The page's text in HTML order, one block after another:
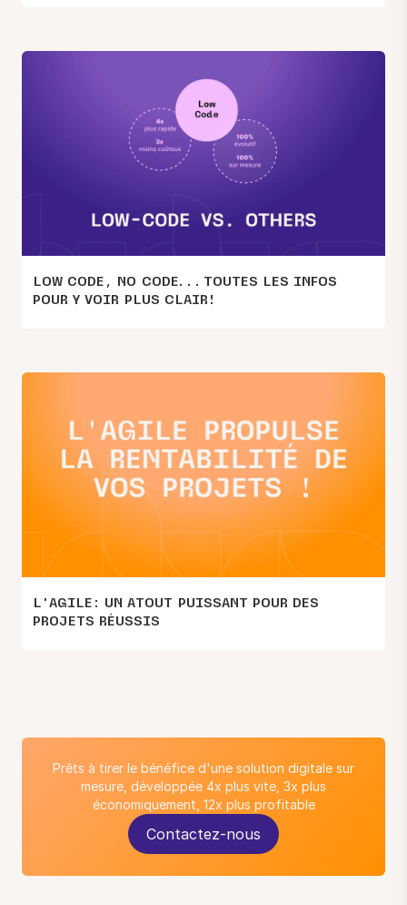
LOW CODE, NO CODE… TOUTES LES INFOS
POUR Y VOIR PLUS CLAIR!
L’AGILE: UN ATOUT PUISSANT POUR DES
PROJETS RÉUSSIS
Prêts à tirer le bénéfice d'une solution digitale sur
mesure, développée 4x plus vite, 3x plus
économiquement, 12x plus profitable
Contactez-nous